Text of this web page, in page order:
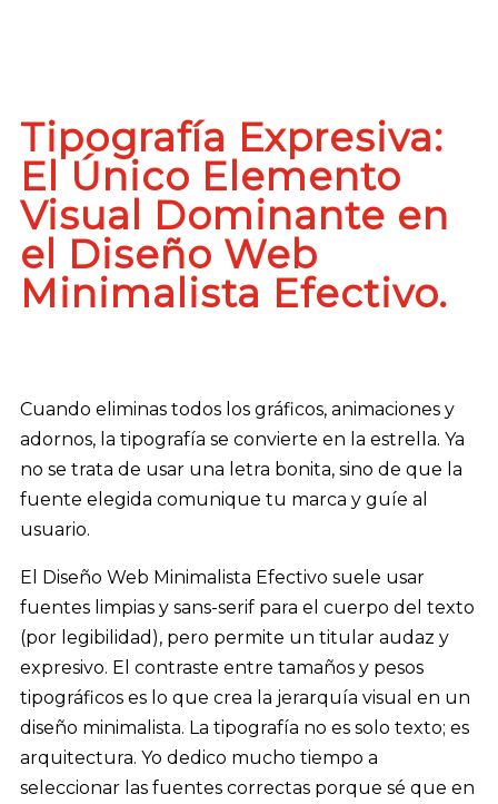
Tipografía Expresiva:
El Único Elemento
Visual Dominante en
el Diseño Web
Minimalista Efectivo.
Cuando eliminas todos los gráficos, animaciones y
adornos, la tipografía se convierte en la estrella. Ya
no se trata de usar una letra bonita, sino de que la
fuente elegida comunique tu marca y guíe al
usuario.
El Diseño Web Minimalista Efectivo suele usar
fuentes limpias y sans-serif para el cuerpo del texto
(por legibilidad), pero permite un titular audaz y
expresivo. El contraste entre tamaños y pesos
tipográficos es lo que crea la jerarquía visual en un
diseño minimalista. La tipografía no es solo texto; es
arquitectura. Yo dedico mucho tiempo a
seleccionar las fuentes correctas porque sé que en